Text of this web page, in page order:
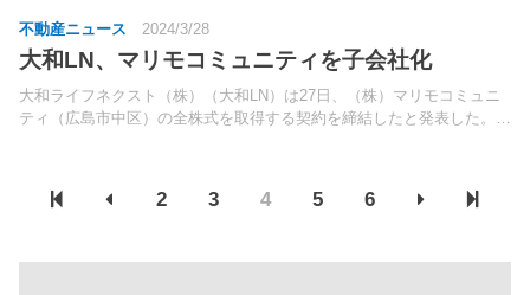
不動産ニュース 2024/3/28
大和LN、マリモコミュニティを子会社化
大和ライフネクスト（株）（大和LN）は27日、（株）マリモコミュニ
ティ（広島市中区）の全株式を取得する契約を締結したと発表した。マ
2 3 4 5 6